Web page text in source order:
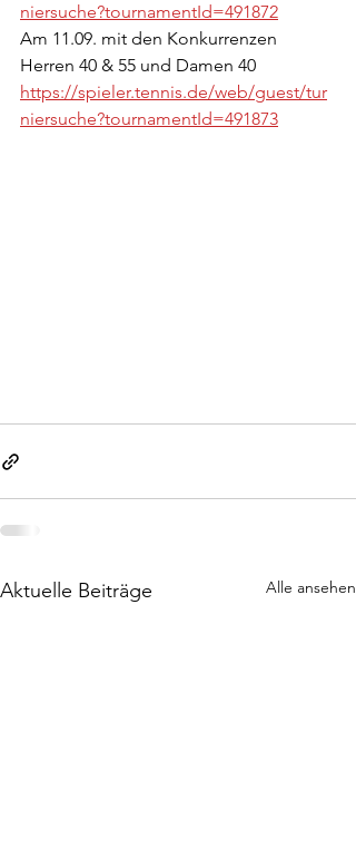
niersuche?tournamentId=491872
Am 11.09. mit den Konkurrenzen
Herren 40 & 55 und Damen 40
https://spieler.tennis.de/web/guest/tur
niersuche?tournamentId=491873
Aktuelle Beiträge Alle ansehen